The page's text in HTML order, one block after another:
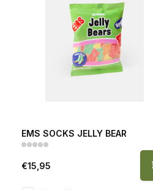
EMS SOCKS JELLY BEAR
€15,95